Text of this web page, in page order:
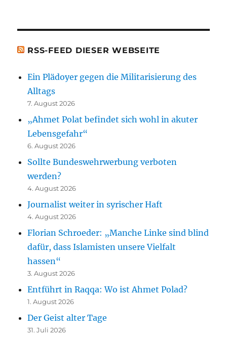
RSS-FEED DIESER WEBSEITE
Ein Plädoyer gegen die Militarisierung des
Alltags
7. August 2026
„Ahmet Polat befindet sich wohl in akuter
Lebensgefahr“
6. August 2026
Sollte Bundeswehrwerbung verboten
werden?
4. August 2026
Journalist weiter in syrischer Haft
4. August 2026
Florian Schroeder: „Manche Linke sind blind
dafür, dass Islamisten unsere Vielfalt
hassen“
3. August 2026
Entführt in Raqqa: Wo ist Ahmet Polad?
1. August 2026
Der Geist alter Tage
31. Juli 2026